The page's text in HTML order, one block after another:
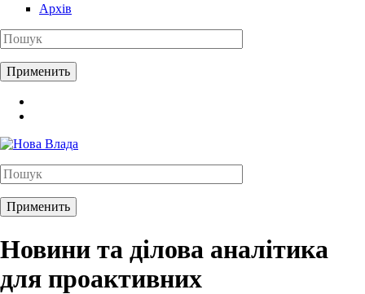
Архів
Новини та ділова аналітика
для проактивних